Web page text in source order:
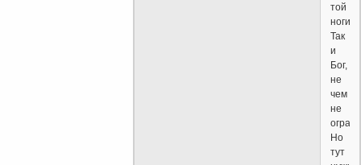
той
ноги?
Так
и
Бог,
не
чем
не
Но
тут